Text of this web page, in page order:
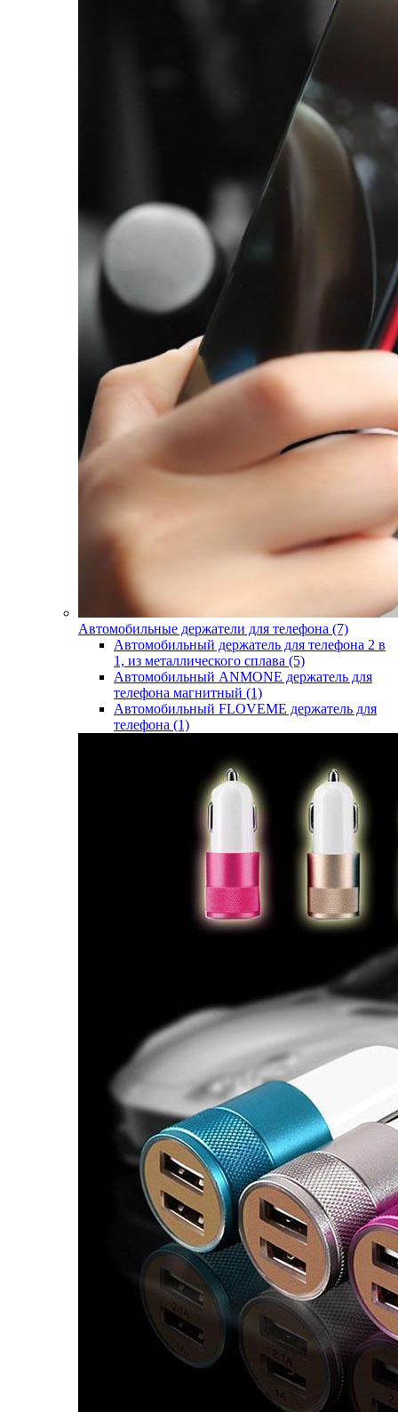
Автомобильные держатели для телефона (7)
Автомобильный держатель для телефона 2 в
1, из металлического сплава (5)
Автомобильный ANMONE держатель для
телефона магнитный (1)
Автомобильный FLOVEME держатель для
телефона (1)